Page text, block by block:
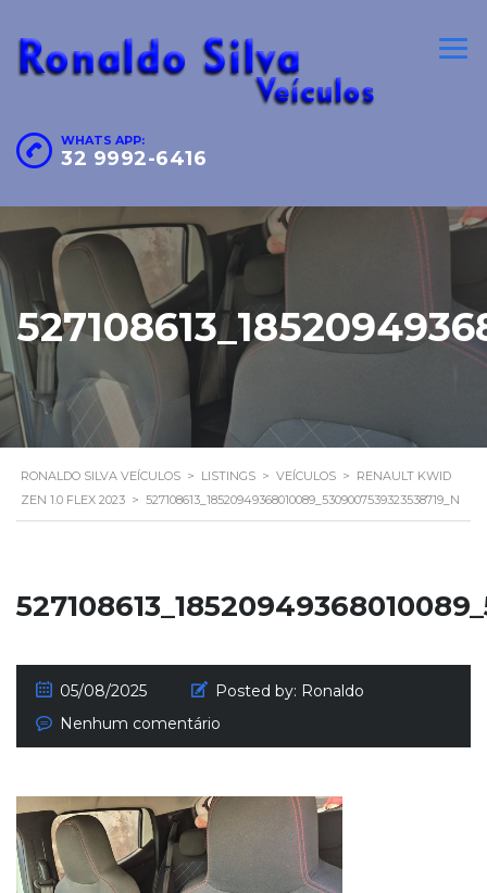
WHATS APP:
32 9992-6416
RONALDO SILVA VEÍCULOS > LISTINGS > VEÍCULOS > RENAULT KWID
ZEN 1.0 FLEX 2023 > 527108613_18520949368010089_5309007539323538719_N
05/08/2025 Posted by: Ronaldo
Nenhum comentário